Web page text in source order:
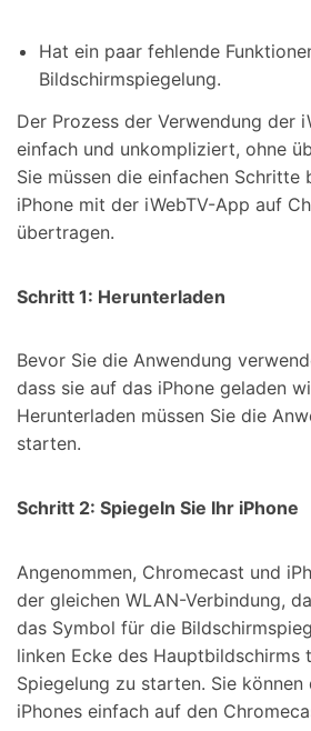
Hat ein paar fehlende
Bildschirmspiegelung.
Der Prozess der Verwendung der
einfach und unkompliziert, ohne
Sie müssen die einfachen Schritte
iPhone mit der iWebTV-App auf
übertragen.
Schritt 1: Herunterladen
Bevor Sie die Anwendung
dass sie auf das iPhone geladen
Herunterladen müssen Sie die
starten.
Schritt 2: Spiegeln Sie Ihr iPhone
Angenommen, Chromecast und
der gleichen WLAN-Verbindung,
das Symbol für die
linken Ecke des Hauptbildschirms
Spiegelung zu starten. Sie können
iPhones einfach auf den